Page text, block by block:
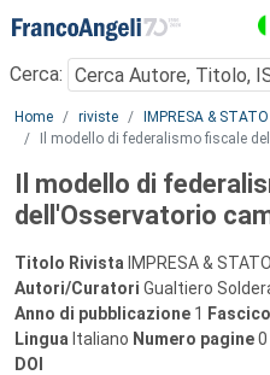
Menu
Cerca:
Main content
Home riviste IMPRESA & STATO
Il modello di federalismo fiscale
Il modello di
dell'Osservatorio
Titolo Rivista IMPRESA & STATO
Autori/Curatori Gualtiero
Anno di pubblicazione 1
Lingua Italiano Numero pagine0
DOI